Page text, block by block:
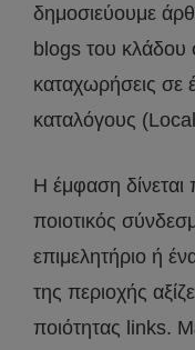
δημοσιεύουμε
blogs του κλάδου
καταχωρήσεις σε
καταλόγους
Η έμφαση
ποιοτικός
επιμελητήριο ή
της περιοχής
ποιότητας links.